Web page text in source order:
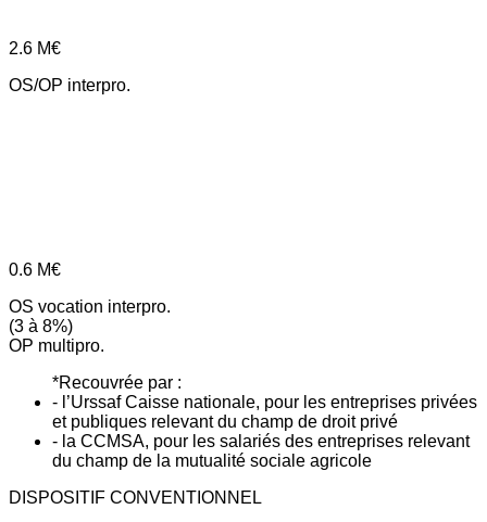
2.6 M€
OS/OP interpro.
0.6 M€
OS vocation interpro.
(3 à 8%)
OP multipro.
*Recouvrée par :
- l’Urssaf Caisse nationale, pour les entreprises privées
et publiques relevant du champ de droit privé
- la CCMSA, pour les salariés des entreprises relevant
du champ de la mutualité sociale agricole
DISPOSITIF CONVENTIONNEL